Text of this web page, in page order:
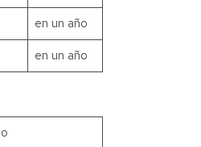
en un año
en un año